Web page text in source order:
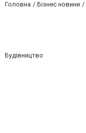
Головна Бізнес новини
Будівництво